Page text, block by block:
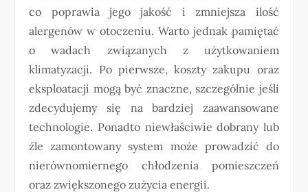
co poprawia jego jakość i zmniejsza ilość
alergenów w otoczeniu. Warto jednak pamiętać
o wadach związanych z użytkowaniem
klimatyzacji. Po pierwsze, koszty zakupu oraz
eksploatacji mogą być znaczne, szczególnie jeśli
zdecydujemy się na bardziej zaawansowane
technologie. Ponadto niewłaściwie dobrany lub
źle zamontowany system może prowadzić do
nierównomiernego chłodzenia pomieszczeń
oraz zwiększonego zużycia energii.